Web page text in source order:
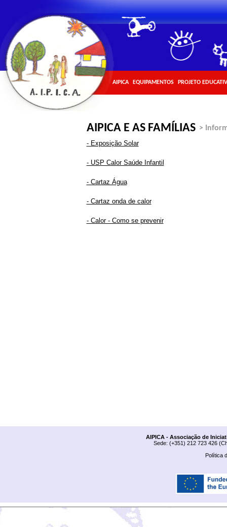
AIPICA EQUIPAMENTOS PROJETO
AIPICA E AS FAMÍLIAS >
- Exposição Solar
- USP Calor Saúde Infantil
- Cartaz Água
- Cartaz onda de calor
- Calor - Como se prevenir
AIPICA - Associação de
Sede: (+351) 212 723 426
Política